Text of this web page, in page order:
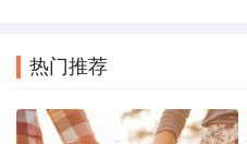
热门推荐